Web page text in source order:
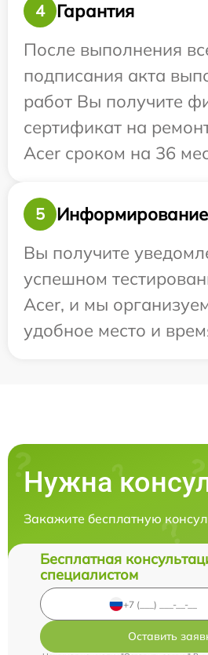
4
Гарантия
После выполнения
подписания акта
работ Вы получите
сертификат на
Acer сроком на 36
5
Информирование
Вы получите
успешном
Acer, и мы
удобное место и
Нужна
Закажите бесплатную
Бесплатная
специалистом
Оставить